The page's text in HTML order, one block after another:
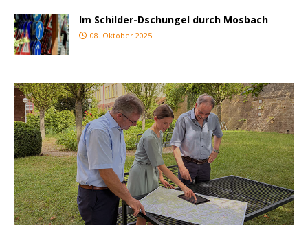
Im Schilder-Dschungel durch Mosbach
08. Oktober 2025